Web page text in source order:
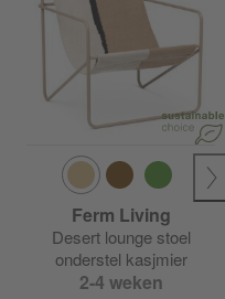
Ferm Living
Desert lounge stoel
onderstel kasjmier
2-4 weken